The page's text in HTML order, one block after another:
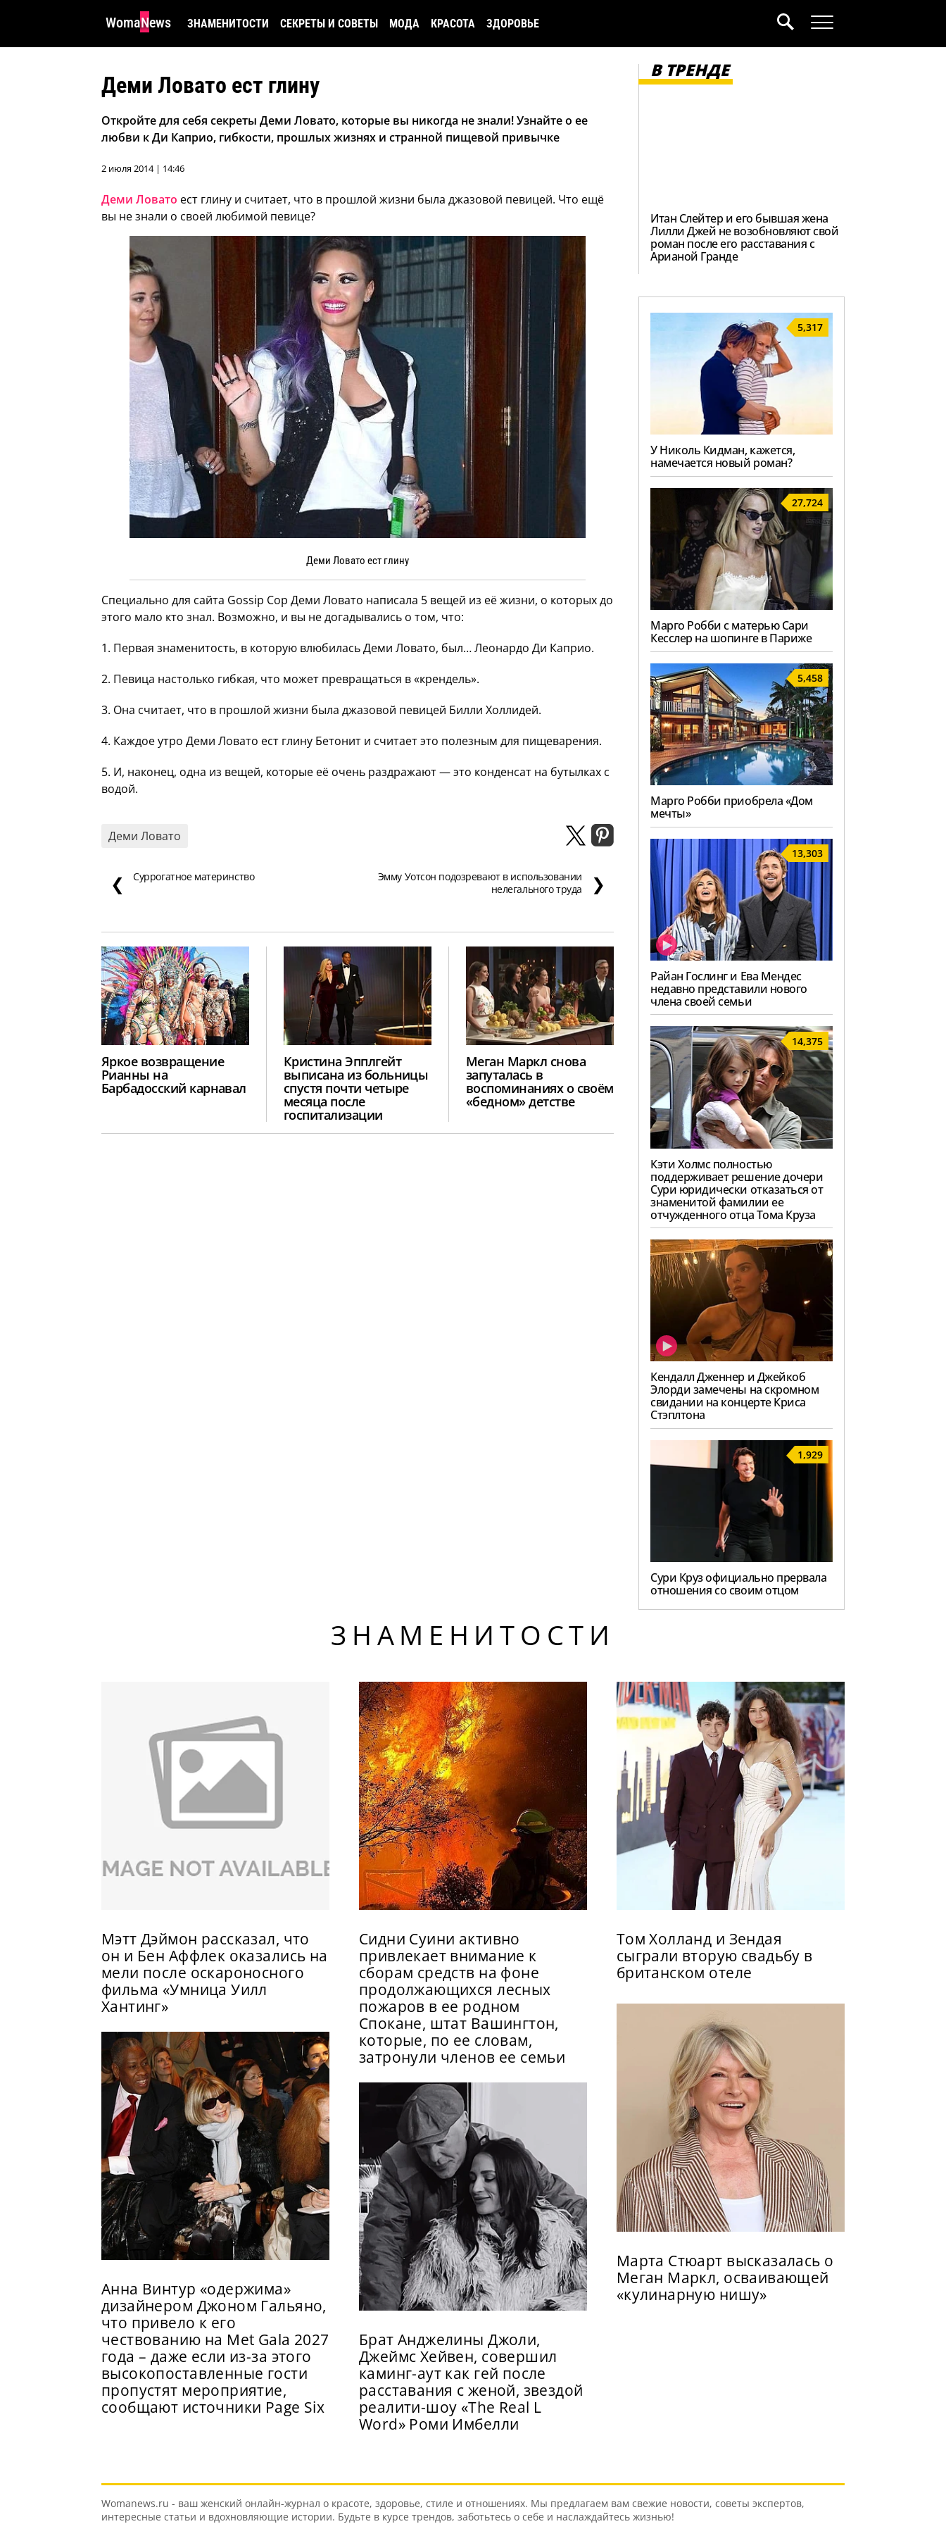
WomaNews ЗНАМЕНИТОСТИ СЕКРЕТЫ И СОВЕТЫ МОДА КРАСОТА ЗДОРОВЬЕ
Деми Ловато ест глину
Откройте для себя секреты Деми Ловато, которые вы никогда не знали! Узнайте о ее
любви к Ди Каприо, гибкости, прошлых жизнях и странной пищевой привычке
2 июля 2014 | 14:46
Деми Ловато ест глину и считает, что в прошлой жизни была джазовой певицей. Что ещё
вы не знали о своей любимой певице?
Деми Ловато ест глину
Специально для сайта Gossip Cop Деми Ловато написала 5 вещей из её жизни, о которых до
этого мало кто знал. Возможно, и вы не догадывались о том, что:
1. Первая знаменитость, в которую влюбилась Деми Ловато, был… Леонардо Ди Каприо.
2. Певица настолько гибкая, что может превращаться в «крендель».
3. Она считает, что в прошлой жизни была джазовой певицей Билли Холлидей.
4. Каждое утро Деми Ловато ест глину Бетонит и считает это полезным для пищеварения.
5. И, наконец, одна из вещей, которые её очень раздражают — это конденсат на бутылках с
водой.
Деми Ловато
❮ Суррогатное материнство
Эмму Уотсон подозревают в использовании
нелегального труда
❯
Яркое возвращение
Рианны на
Барбадосский карнавал
Кристина Эпплгейт
выписана из больницы
спустя почти четыре
месяца после
госпитализации
Меган Маркл снова
запуталась в
воспоминаниях о своём
«бедном» детстве
В ТРЕНДЕ
Итан Слейтер и его бывшая жена
Лилли Джей не возобновляют свой
роман после его расставания с
Арианой Гранде
5,317
У Николь Кидман, кажется,
намечается новый роман?
27,724
Марго Робби с матерью Сари
Кесслер на шопинге в Париже
5,458
Марго Робби приобрела «Дом
мечты»
13,303
Райан Гослинг и Ева Мендес
недавно представили нового
члена своей семьи
14,375
Кэти Холмс полностью
поддерживает решение дочери
Сури юридически отказаться от
знаменитой фамилии ее
отчужденного отца Тома Круза
Кендалл Дженнер и Джейкоб
Элорди замечены на скромном
свидании на концерте Криса
Стэплтона
1,929
Сури Круз официально прервала
отношения со своим отцом
ЗНАМЕНИТОСТИ
Мэтт Дэймон рассказал, что
он и Бен Аффлек оказались на
мели после оскароносного
фильма «Умница Уилл
Хантинг»
Анна Винтур «одержима»
дизайнером Джоном Гальяно,
что привело к его
чествованию на Met Gala 2027
года – даже если из-за этого
высокопоставленные гости
пропустят мероприятие,
сообщают источники Page Six
Сидни Суини активно
привлекает внимание к
сборам средств на фоне
продолжающихся лесных
пожаров в ее родном
Спокане, штат Вашингтон,
которые, по ее словам,
затронули членов ее семьи
Брат Анджелины Джоли,
Джеймс Хейвен, совершил
каминг-аут как гей после
расставания с женой, звездой
реалити-шоу «The Real L
Word» Роми Имбелли
Том Холланд и Зендая
сыграли вторую свадьбу в
британском отеле
Марта Стюарт высказалась о
Меган Маркл, осваивающей
«кулинарную нишу»
Womanews.ru - ваш женский онлайн-журнал о красоте, здоровье, стиле и отношениях. Мы предлагаем вам свежие новости, советы экспертов,
интересные статьи и вдохновляющие истории. Будьте в курсе трендов, заботьтесь о себе и наслаждайтесь жизнью!